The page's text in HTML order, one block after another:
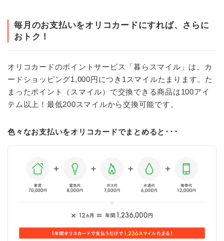
毎月のお支払いをオリコカードにすれば、さらに
おトク！
オリコカードのポイントサービス「暮らスマイル」は、カ
ードショッピング1,000円につき1スマイルたまります。た
まったポイント（スマイル）で交換できる商品は100アイ
テム以上！最低200スマイルから交換可能です。
色々なお支払いをオリコカードでまとめると･･･